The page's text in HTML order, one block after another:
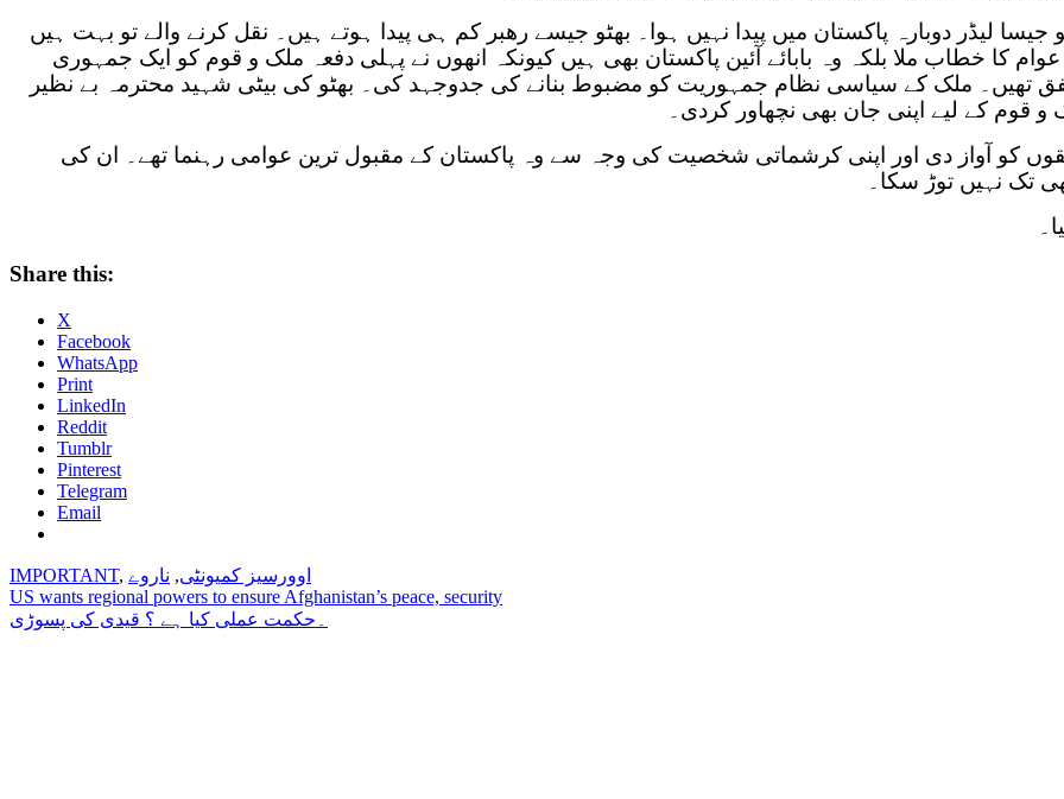
لیڈر دوبارہ پاکستان میں پیدا نہیں ہوا۔ بھٹو جیسے رھبر کم ہی پیدا ہوتے ہیں۔ نقل کرنے والے تو بہت ہیں
کا خطاب ملا بلکہ وہ بابائے آئین پاکستان بھی ہیں کیونکہ انھوں نے پہلی دفعہ ملک و قوم کو ایک جمہوری
تھیں۔ ملک کے سیاسی نظام جمہوریت کو مضبوط بنانے کی جدوجہد کی۔ بھٹو کی بیٹی شہید محترمہ بے نظیر
و قوم کے لیے اپنی جان بھی نچھاور کردی۔
کو آواز دی اور اپنی کرشماتی شخصیت کی وجہ سے وہ پاکستان کے مقبول ترین عوامی رہنما تھے۔ ان کی
تک نہیں توڑ سکا۔
Share this:
X
Facebook
WhatsApp
Print
LinkedIn
Reddit
Tumblr
Pinterest
Telegram
Email
IMPORTANT, اوورسیز کمیونٹی, ناروے
Post
navigation
US wants regional powers to ensure Afghanistan’s peace, security
۔حکمت عملی کیا ہے ؟ قیدی کی پسوڑی